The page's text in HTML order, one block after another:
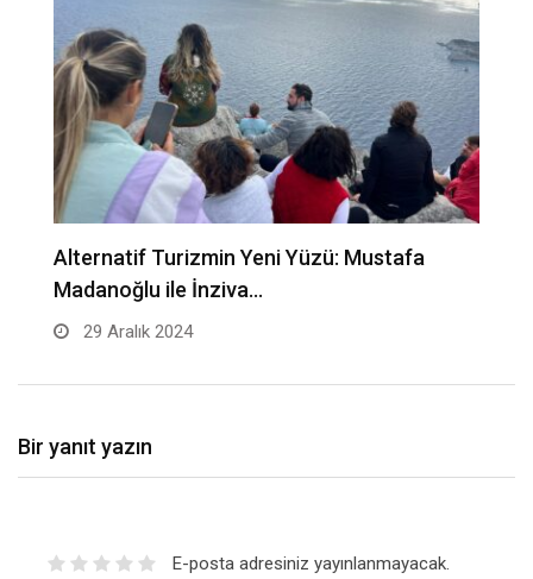
Alternatif Turizmin Yeni Yüzü: Mustafa
Madanoğlu ile İnziva…
29 Aralık 2024
Bir yanıt yazın
E-posta adresiniz yayınlanmayacak.